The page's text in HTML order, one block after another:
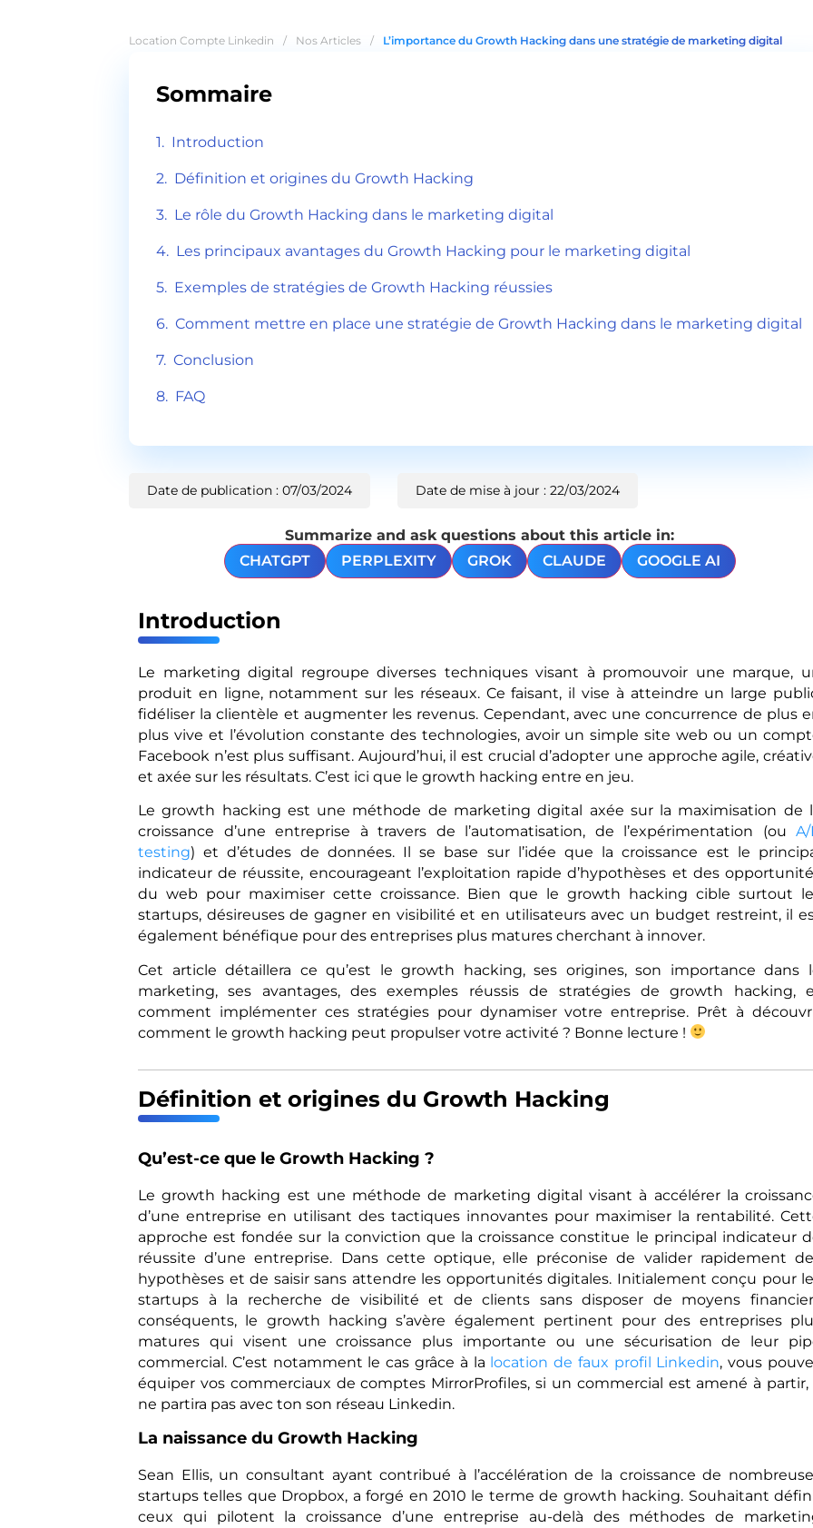
Location Compte Linkedin / Nos Articles / L’importance du Growth Hacking dans une stratégie de marketing digital
Sommaire
Introduction
Définition et origines du Growth Hacking
Le rôle du Growth Hacking dans le marketing digital
Les principaux avantages du Growth Hacking pour le marketing digital
Exemples de stratégies de Growth Hacking réussies
Comment mettre en place une stratégie de Growth Hacking dans le marketing digital
Conclusion
FAQ
Date de publication : 07/03/2024 Date de mise à jour : 22/03/2024
Summarize and ask questions about this article in:
CHATGPT
PERPLEXITY GROK CLAUDE GOOGLE AI
Introduction
Le marketing digital regroupe diverses techniques visant à promouvoir une marque,
produit en ligne, notamment sur les réseaux. Ce faisant, il vise à atteindre un large
fidéliser la clientèle et augmenter les revenus. Cependant, avec une concurrence de plus
plus vive et l’évolution constante des technologies, avoir un simple site web ou un
Facebook n’est plus suffisant. Aujourd’hui, il est crucial d’adopter une approche agile,
et axée sur les résultats. C’est ici que le growth hacking entre en jeu.
Le growth hacking est une méthode de marketing digital axée sur la maximisation de
croissance d’une entreprise à travers de l’automatisation, de l’expérimentation (ou
testing) et d’études de données. Il se base sur l’idée que la croissance est le
indicateur de réussite, encourageant l’exploitation rapide d’hypothèses et des
du web pour maximiser cette croissance. Bien que le growth hacking cible surtout
startups, désireuses de gagner en visibilité et en utilisateurs avec un budget restreint, il
également bénéfique pour des entreprises plus matures cherchant à innover.
Cet article détaillera ce qu’est le growth hacking, ses origines, son importance dans
marketing, ses avantages, des exemples réussis de stratégies de growth hacking,
comment implémenter ces stratégies pour dynamiser votre entreprise. Prêt à
comment le growth hacking peut propulser votre activité ? Bonne lecture !
Définition et origines du Growth Hacking
Qu’est-ce que le Growth Hacking ?
Le growth hacking est une méthode de marketing digital visant à accélérer la
d’une entreprise en utilisant des tactiques innovantes pour maximiser la rentabilité.
approche est fondée sur la conviction que la croissance constitue le principal indicateur
réussite d’une entreprise. Dans cette optique, elle préconise de valider rapidement
hypothèses et de saisir sans attendre les opportunités digitales. Initialement conçu pour
startups à la recherche de visibilité et de clients sans disposer de moyens
conséquents, le growth hacking s’avère également pertinent pour des entreprises
matures qui visent une croissance plus importante ou une sécurisation de leur
commercial. C’est notamment le cas grâce à la location de faux profil Linkedin, vous
équiper vos commerciaux de comptes MirrorProfiles, si un commercial est amené à partir,
ne partira pas avec ton son réseau Linkedin.
La naissance du Growth Hacking
Sean Ellis, un consultant ayant contribué à l’accélération de la croissance de
startups telles que Dropbox, a forgé en 2010 le terme de growth hacking. Souhaitant
ceux qui pilotent la croissance d’une entreprise au-delà des méthodes de